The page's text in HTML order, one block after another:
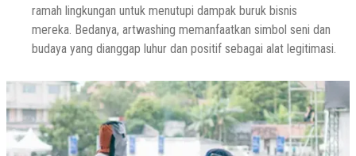
ramah lingkungan untuk menutupi dampak buruk bisnis
mereka. Bedanya, artwashing memanfaatkan simbol seni dan
budaya yang dianggap luhur dan positif sebagai alat legitimasi.